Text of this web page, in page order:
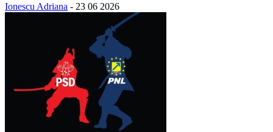
Ionescu Adriana - 23 06 2026